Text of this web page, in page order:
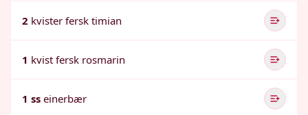
2 kvister fersk timian
1 kvist fersk rosmarin
1 ss einerbær